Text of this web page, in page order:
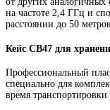
на частоте 2,4 ГГц и
расстоянии до 50
Кейс CB47 для
Профессиональный
специально для
время